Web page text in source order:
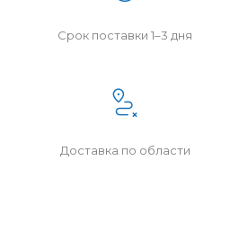
Срок поставки 1–3 дня
Доставка по области